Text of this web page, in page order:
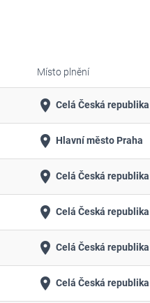
Místo plnění
place Celá Česká republika
place Hlavní město Praha
place Celá Česká republika
place Celá Česká republika
place Celá Česká republika
place Celá Česká republika